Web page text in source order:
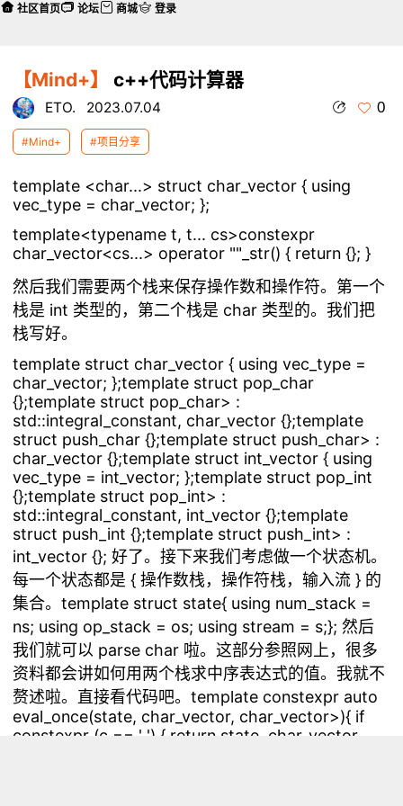
【Mind+】 c++代码计算器
ETO. 2023.07.04 0
#Mind+ #项目分享
template <char...> struct char_vector { using
vec_type = char_vector; };
template<typename t, t... cs>constexpr
char_vector<cs...> operator ""_str() { return {}; }
然后我们需要两个栈来保存操作数和操作符。第一个
栈是 int 类型的，第二个栈是 char 类型的。我们把
栈写好。
template struct char_vector { using vec_type =
char_vector; };template struct pop_char
{};template struct pop_char> :
std::integral_constant, char_vector {};template
struct push_char {};template struct push_char> :
char_vector {};template struct int_vector { using
vec_type = int_vector; };template struct pop_int
{};template struct pop_int> :
std::integral_constant, int_vector {};template
struct push_int {};template struct push_int> :
int_vector {}; 好了。接下来我们考虑做一个状态机。
每一个状态都是 { 操作数栈，操作符栈，输入流 } 的
集合。template struct state{ using num_stack =
ns; using op_stack = os; using stream = s;}; 然后
我们就可以 parse char 啦。这部分参照网上，很多
资料都会讲如何用两个栈求中序表达式的值。我就不
赘述啦。直接看代码吧。template constexpr auto
eval_once(state, char_vector, char_vector>){ if
constexpr (c == ' ') { return state , char_vector,
社区首页 论坛 商城 登录